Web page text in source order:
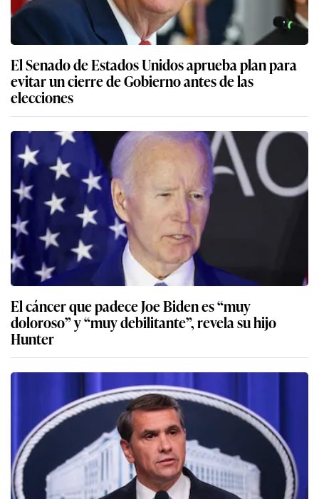
El Senado de Estados Unidos aprueba plan para
evitar un cierre de Gobierno antes de las
elecciones
El cáncer que padece Joe Biden es “muy
doloroso” y “muy debilitante”, revela su hijo
Hunter